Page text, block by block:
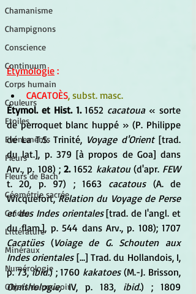
Chamanisme
Champignons
Conscience
Continuum
Corps humain
Couleurs
Etoiles
Evénements
Fleurs
Fleurs de Bach
Géométrie sacrée
Guides
Littérature
Minéraux
Numérologie
Objets de pouvoir
Étymologie :
CACATOÈS, subst. masc.
Étymol. et Hist. 1. 1652 cacatoua « sorte
de perroquet blanc huppé » (P. Philippe
de La T.S. Trinité, Voyage d'Orient [trad.
du lat.], p. 379 [à propos de Goa] dans
Arv., p. 108) ; 2. 1652 kakatou (d'apr. FEW
t. 20, p. 97) ; 1663 cacatous (A. de
Wicquefort, Relation du Voyage de Perse
et des Indes orientales [trad. de l'angl. et
Cacatües (Voiage de G. Schouten aux
Indes orientales [...] Trad. du Hollandois, I,
p. 73, ibid.) ; 1760 kakatoes
Ornithologie, IV, p. 183, ibid.